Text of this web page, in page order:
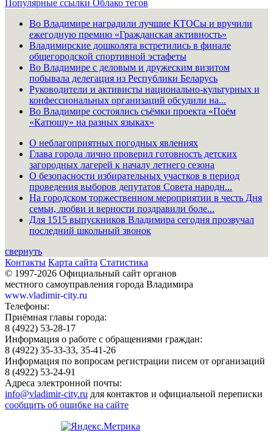
Популярные ссылки Облако тегов
Во Владимире наградили лучшие КТОСы и вручили
ежегодную премию «Гражданская активность»
Владимирские дошколята встретились в финале
общегородской спортивной эстафеты
Во Владимире с деловым и дружеским визитом
побывала делегация из Республики Беларусь
Руководители и активисты национально-культурных и
конфессиональных организаций обсудили на...
Во Владимире состоялись съёмки проекта «Поём
«Катюшу» на разных языках»
О неблагоприятных погодных явлениях
Глава города лично проверил готовность детских
загородных лагерей к началу летнего сезона
О безопасности избирательных участков в период
проведения выборов депутатов Совета народн...
На городском торжественном мероприятии в честь Дня
семьи, любви и верности поздравили боле...
Для 1515 выпускников Владимира сегодня прозвучал
последний школьный звонок
свернуть
Контакты Карта сайта Статистика
© 1997-2026 Официальный сайт органов
местного самоуправления города Владимира
www.vladimir-city.ru
Телефоны:
Приёмная главы города:
8 (4922) 53-28-17
Информация о работе с обращениями граждан:
8 (4922) 35-33-33, 35-41-26
Информация по вопросам регистрации писем от организаций
8 (4922) 53-24-91
Адреса электронной почты:
info@vladimir-city.ru для контактов и официальной переписки
сообщить об ошибке на сайте